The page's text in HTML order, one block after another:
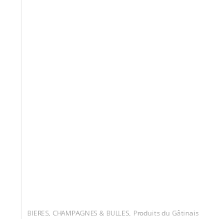
BIERES, CHAMPAGNES & BULLES, Produits du Gâtinais